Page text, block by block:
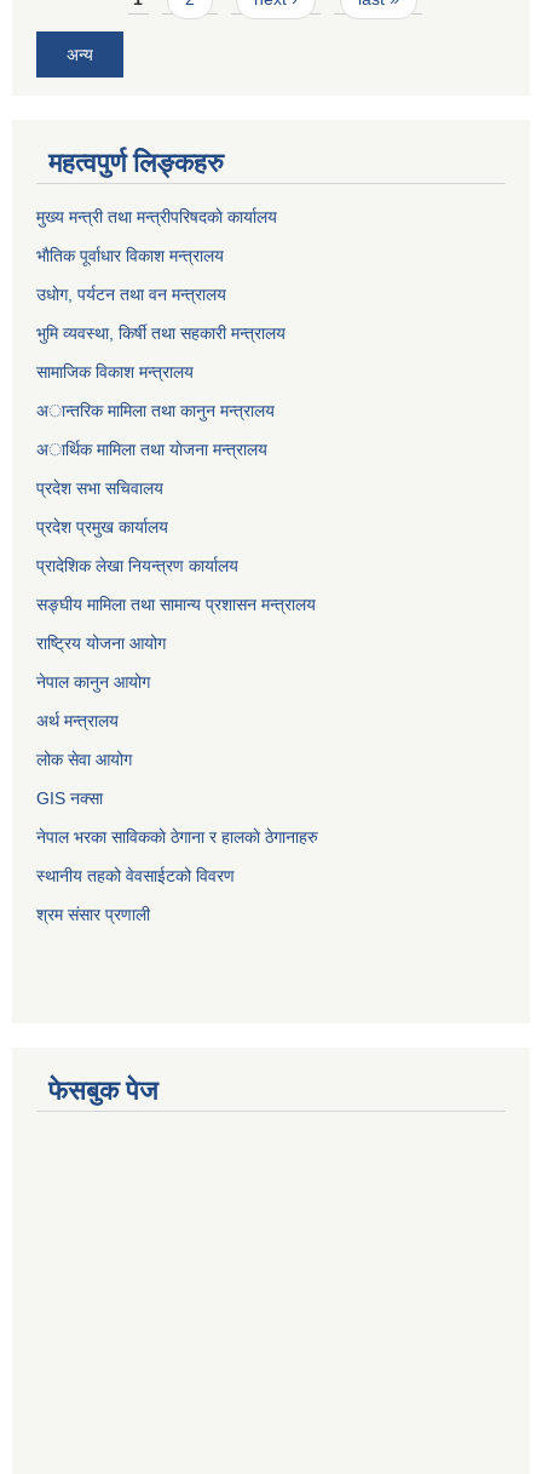
अन्य
महत्वपुर्ण लिङ्कहरु
मुख्य मन्त्री तथा मन्त्रीपरिषदकाे कार्यालय
भाैतिक पूर्वाधार विकाश मन्त्रालय
उधाेग, पर्यटन तथा वन मन्त्रालय
भुमि व्यवस्था, किर्षी तथा सहकारी मन्त्रालय
सामाजिक विकाश मन्त्रालय
अान्तरिक मामिला तथा कानुन मन्त्रालय
अार्थिक मामिला तथा याेजना मन्त्रालय
प्रदेश सभा सचिवालय
प्रदेश प्रमुख कार्यालय
प्रादेशिक लेखा नियन्त्रण कार्यालय
सङ्‍घीय मामिला तथा सामान्य प्रशासन मन्त्रालय
राष्ट्रिय योजना आयोग
नेपाल कानुन आयोग
अर्थ मन्त्रालय
लोक सेवा आयोग
GIS नक्सा
नेपाल भरका साविककाे ठेगाना र हालकाे ठेगानाहरु
स्थानीय तहको वेवसाईटको विवरण
श्रम संसार प्रणाली
फेसबुक पेज